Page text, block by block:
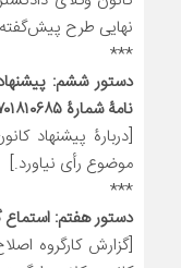
نهایی طرح
***
دستور ششم:
نامۀ شمارۀ ۰۴۰۷۰۱۸۱۰۶۸۵
[دربارۀ پیشنهاد
موضوع رأی نیاورد.]
***
دستور هفتم: استماع
[گزارش کارگروه